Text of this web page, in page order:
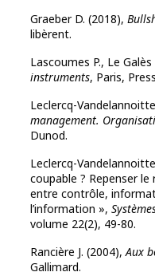
Graeber D. (2018),
libèrent.
Lascoumes P., Le Galès
instruments, Paris,
Leclercq-
management.
Dunod.
Leclercq-
coupable ? Repenser
entre contrôle,
l’information »,
volume 22(2), 49-80.
Rancière J. (2004),Aux
Gallimard.